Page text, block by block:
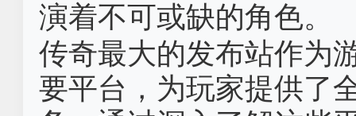
演着不可或缺的角色。
传奇最大的发布站作为
要平台，为玩家提供了